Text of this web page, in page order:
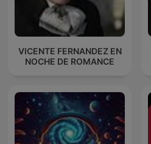
VICENTE FERNANDEZ EN
NOCHE DE ROMANCE